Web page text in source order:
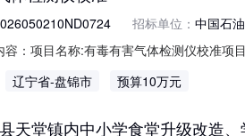
招标单位： 中国石
容：项目名称:有毒有害气体检测仪校准项
准。项目单位：特种油开发公司项目类别
辽宁省-盘锦市 预算10万元
天堂镇内中小学食堂升级改造